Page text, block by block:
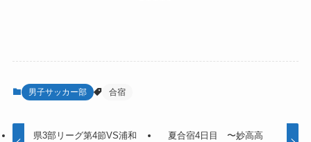
男子サッカー部 合宿
県3部リーグ第4節VS浦和
夏合宿4日目 〜妙高高